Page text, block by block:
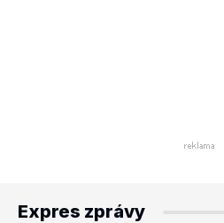
Expres zprávy